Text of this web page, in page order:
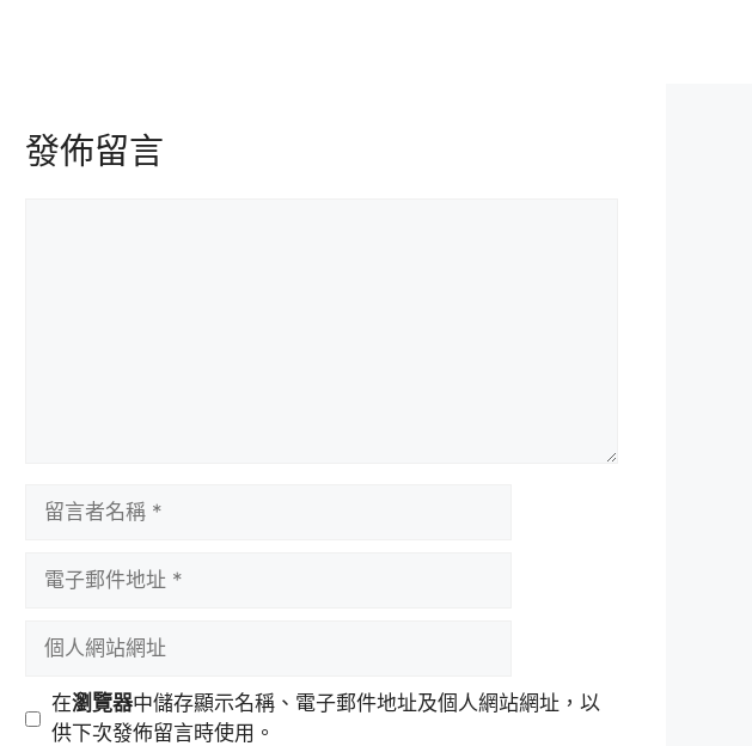
發佈留言
址
站
在瀏覽器中儲存顯示名稱、電子郵件地址及個人網站網址，以
供下次發佈留言時使用。